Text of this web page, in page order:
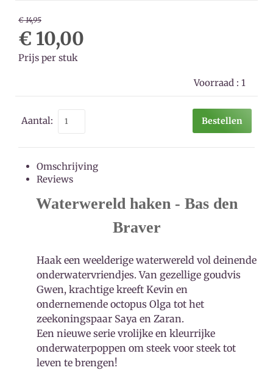
€ 14,95
€ 10,00
Prijs per stuk
Voorraad : 1
Aantal: Bestellen
Omschrijving
Reviews
Waterwereld haken - Bas den
Braver
Haak een weelderige waterwereld vol deinende
onderwatervriendjes. Van gezellige goudvis
Gwen, krachtige kreeft Kevin en
ondernemende octopus Olga tot het
zeekoningspaar Saya en Zaran.
Een nieuwe serie vrolijke en kleurrijke
onderwaterpoppen om steek voor steek tot
leven te brengen!